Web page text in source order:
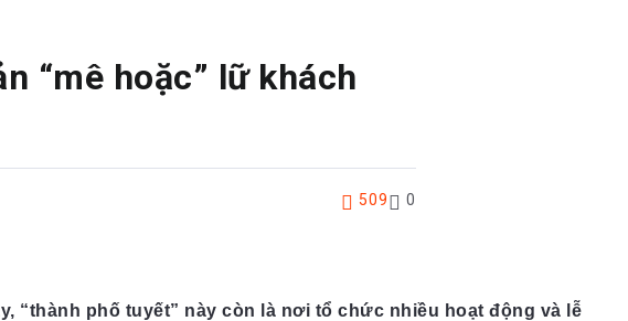
“mê hoặc” lữ khách
509 0
“thành phố tuyết” này còn là nơi tổ chức nhiều hoạt động và lễ